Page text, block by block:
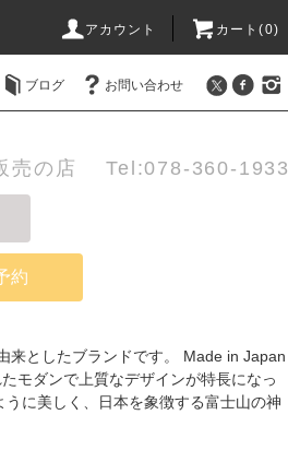
アカウント カート(0)
ブログ お問い合わせ
売の店 Tel:078-360-1933
約
来としたブランドです。 Made in Japan
モダンで上質なデザインが特長になっ
に美しく、日本を象徴する富士山の神